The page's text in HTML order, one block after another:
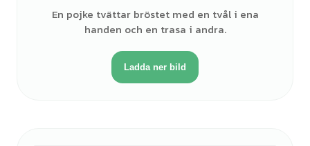
En pojke tvättar bröstet med en tvål i ena
handen och en trasa i andra.
Ladda ner bild